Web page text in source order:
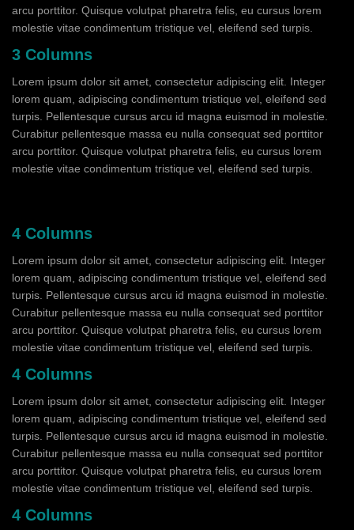
arcu porttitor. Quisque volutpat pharetra felis, eu cursus lorem
molestie vitae condimentum tristique vel, eleifend sed turpis.
3 Columns
Lorem ipsum dolor sit amet, consectetur adipiscing elit. Integer
lorem quam, adipiscing condimentum tristique vel, eleifend sed
turpis. Pellentesque cursus arcu id magna euismod in molestie.
Curabitur pellentesque massa eu nulla consequat sed porttitor
arcu porttitor. Quisque volutpat pharetra felis, eu cursus lorem
molestie vitae condimentum tristique vel, eleifend sed turpis.
4 Columns
Lorem ipsum dolor sit amet, consectetur adipiscing elit. Integer
lorem quam, adipiscing condimentum tristique vel, eleifend sed
turpis. Pellentesque cursus arcu id magna euismod in molestie.
Curabitur pellentesque massa eu nulla consequat sed porttitor
arcu porttitor. Quisque volutpat pharetra felis, eu cursus lorem
molestie vitae condimentum tristique vel, eleifend sed turpis.
4 Columns
Lorem ipsum dolor sit amet, consectetur adipiscing elit. Integer
lorem quam, adipiscing condimentum tristique vel, eleifend sed
turpis. Pellentesque cursus arcu id magna euismod in molestie.
Curabitur pellentesque massa eu nulla consequat sed porttitor
arcu porttitor. Quisque volutpat pharetra felis, eu cursus lorem
molestie vitae condimentum tristique vel, eleifend sed turpis.
4 Columns